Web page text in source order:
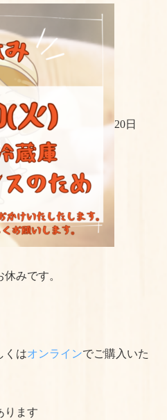
プからのご購入方法
り方
上がり⽅
シー
20日
みです。
くはオンラインでご購入いた
舗前にあります